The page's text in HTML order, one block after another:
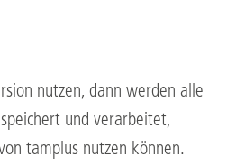
nutzen, dann werden alle
und verarbeitet,
tamplus nutzen können.